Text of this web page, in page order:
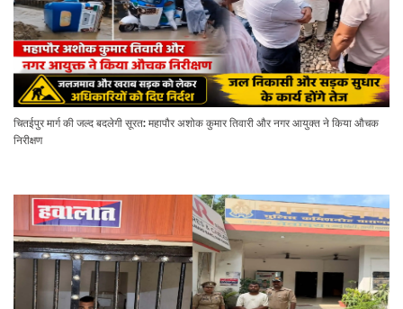
चितईपुर मार्ग की जल्द बदलेगी सूरत: महापौर अशोक कुमार तिवारी और नगर आयुक्त ने किया औचक
निरीक्षण